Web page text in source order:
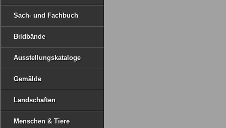
Sach- und Fachbuch
Bildbände
Ausstellungskataloge
Gemälde
Landschaften
Menschen & Tiere